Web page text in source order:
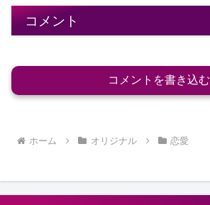
コメント
コメントを書き込む
ホーム オリジナル 恋愛